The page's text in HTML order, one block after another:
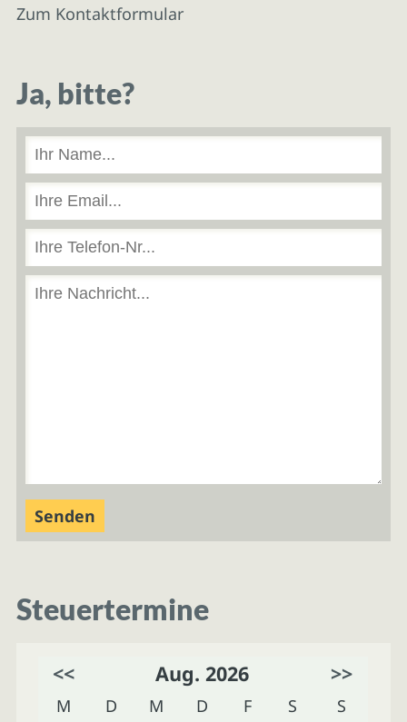
Zum Kontaktformular
Ja, bitte?
Steuertermine
<< Aug. 2026 >>
M D M D F S
S